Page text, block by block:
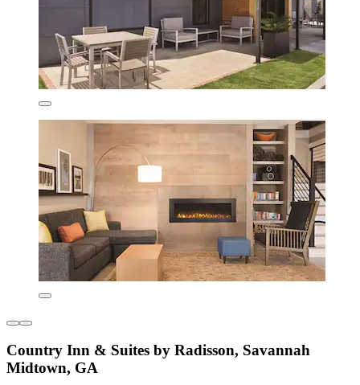
Country Inn & Suites by Radisson, Savannah
Midtown, GA